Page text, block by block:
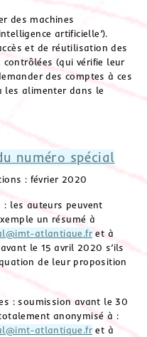
des machines
artificielle’).
et de réutilisation des
(qui vérifie leur
des comptes à ces
les alimenter dans le
numéro spécial
: février 2020
les auteurs peuvent
un résumé à
atlantique.fr et à
avant le 15 avril 2020 s’ils
de leur proposition
: soumission avant le 30
anonymisé à :
atlantique.fr et à